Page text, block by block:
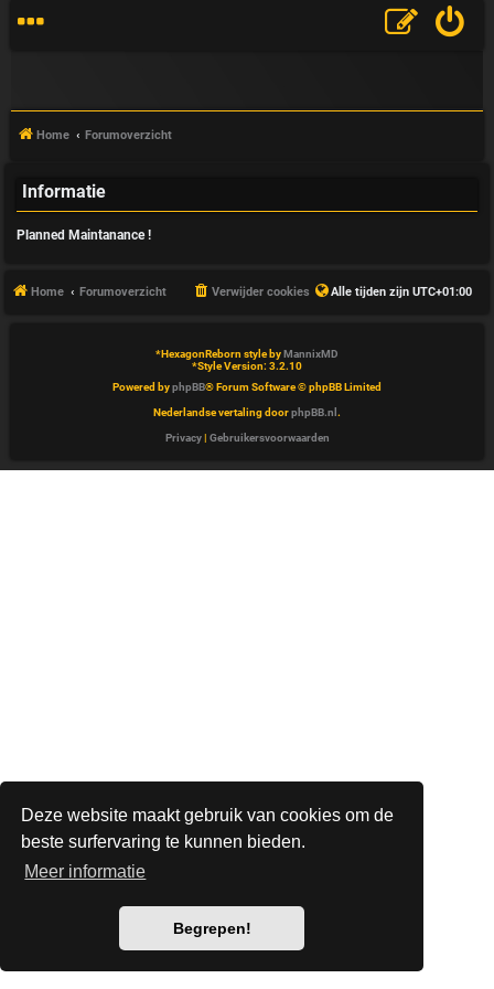
Deze website maakt gebruik van cookies om de
beste surfervaring te kunnen bieden.
Meer informatie
Begrepen!
V
A
Home Forumoverzicht
Informatie
Planned Maintanance !
Home Forumoverzicht Alle tijden zijn UTC+01:00
Verwijder cookies
*HexagonReborn style byMannixMD
*Style Version: 3.2.10
Powered byphpBB® Forum Software © phpBB Limited
Nederlandse vertaling doorphpBB.nl .
Privacy| Gebruikersvoorwaarden